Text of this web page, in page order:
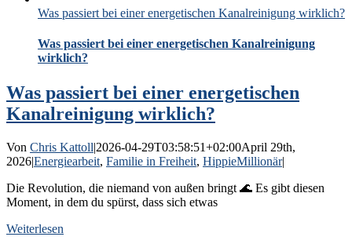
Was passiert bei einer energetischen Kanalreinigung wirklich?
Was passiert bei einer energetischen Kanalreinigung
wirklich?
Was passiert bei einer energetischen
Kanalreinigung wirklich?
Von Chris Kattoll|2026-04-29T03:58:51+02:00April 29th,
2026|Energiearbeit, Familie in Freiheit, HippieMillionär|
Die Revolution, die niemand von außen bringt 🌊 Es gibt diesen
Moment, in dem du spürst, dass sich etwas
Weiterlesen